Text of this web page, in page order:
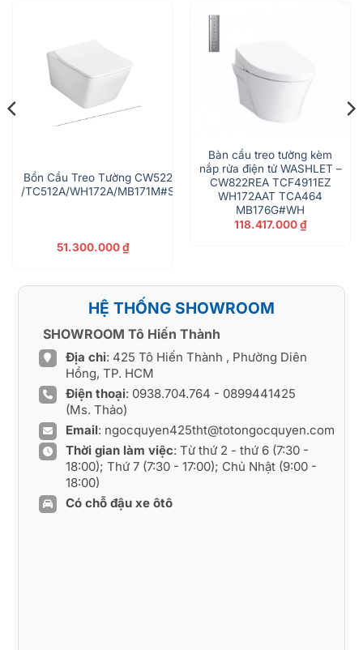
Bồn Cầu Treo Tường CW522A
/TC512A/WH172A/MB171M#SS
51.300.000₫
Bàn cầu treo tường kèm
nắp rửa điện tử WASHLET –
CW822REA TCF4911EZ
WH172AAT TCA464
MB176G#WH
118.417.000₫
HỆ THỐNG SHOWROOM
SHOWROOM Tô Hiến Thành
Địa chỉ: 425 Tô Hiến Thành , Phường Diên
Hồng, TP. HCM
Điện thoại: 0938.704.764 - 0899441425
(Ms. Thảo)
Email: ngocquyen425tht@totongocquyen.com
Thời gian làm việc: Từ thứ 2 - thứ 6 (7:30 -
18:00); Thứ 7 (7:30 - 17:00); Chủ Nhật (9:00 -
18:00)
Có chỗ đậu xe ôtô